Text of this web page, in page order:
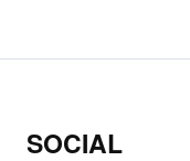
SOCIAL